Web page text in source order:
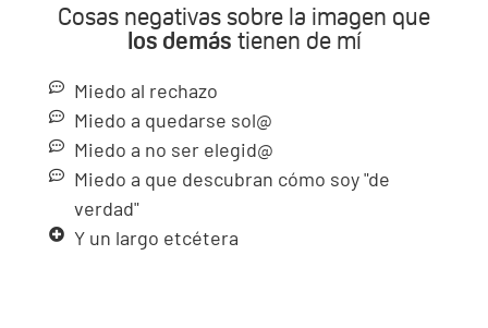
Cosas negativas sobre la imagen que
los demás tienen de mí
Miedo al rechazo
Miedo a quedarse sol@
Miedo a no ser elegid@
Miedo a que descubran cómo soy "de
verdad"
Y un largo etcétera